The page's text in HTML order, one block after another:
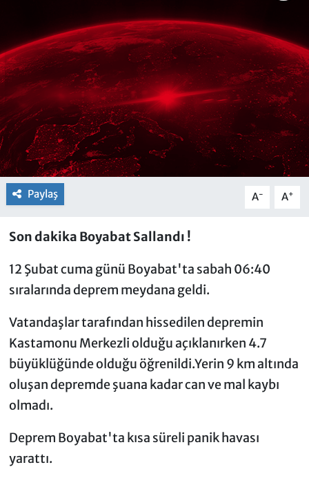
Paylaş A- A+
Son dakika Boyabat Sallandı !
12 Şubat cuma günü Boyabat'ta sabah 06:40
sıralarında deprem meydana geldi.
Vatandaşlar tarafından hissedilen depremin
Kastamonu Merkezli olduğu açıklanırken 4.7
büyüklüğünde olduğu öğrenildi.Yerin 9 km altında
oluşan depremde şuana kadar can ve mal kaybı
olmadı.
Deprem Boyabat'ta kısa süreli panik havası
yarattı.